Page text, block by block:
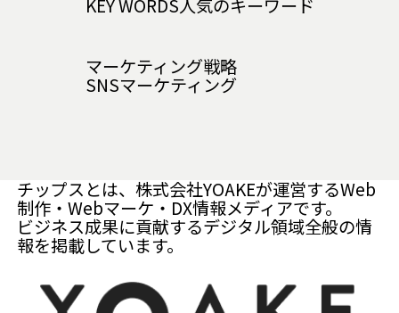
マーケティング戦略
SNSマーケティング
チップスとは、株式会社YOAKEが運営するWeb
制作・Webマーケ・DX情報メディアです。
ビジネス成果に貢献するデジタル領域全般の情
報を掲載しています。